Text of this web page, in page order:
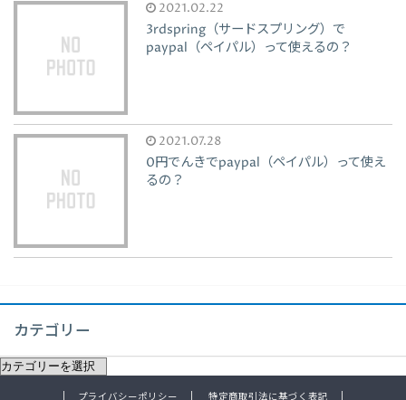
2021.02.22
3rdspring（サードスプリング）で
paypal（ペイパル）って使えるの？
2021.07.28
0円でんきでpaypal（ペイパル）って使え
るの？
カテゴリー
プライバシーポリシー 特定商取引法に基づく表記